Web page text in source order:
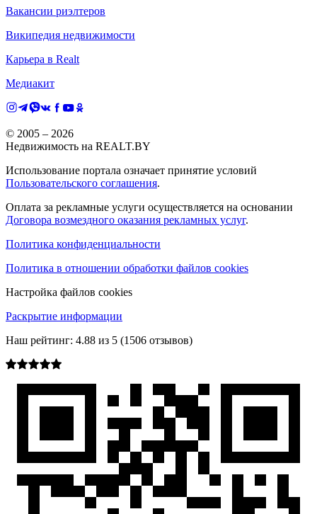
Вакансии риэлтеров
Википедия недвижимости
Карьера в Realt
Медиакит
© 2005 – 2026
Недвижимость на REALT.BY
Использование портала означает принятие условий
Пользовательского соглашения.
Оплата за рекламные услуги осуществляется на основании
Договора возмездного оказания рекламных услуг.
Политика конфиденциальности
Политика в отношении обработки файлов cookies
Настройка файлов cookies
Раскрытие информации
Наш рейтинг: 4.88 из 5 (1506 отзывов)